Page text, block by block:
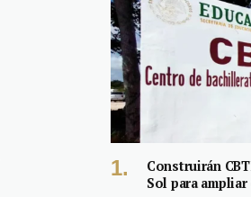
Construirán
Sol para